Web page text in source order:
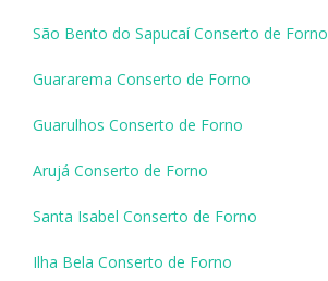
São Bento do Sapucaí Conserto de Forno
Guararema Conserto de Forno
Guarulhos Conserto de Forno
Arujá Conserto de Forno
Santa Isabel Conserto de Forno
Ilha Bela Conserto de Forno